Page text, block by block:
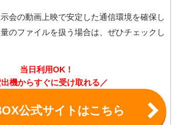
会の動画上映で安定した通信環境を確保し
のファイルを扱う場合は、ぜひチェックし
当日利用OK！
機からすぐに受け取れる／
公式サイトはこちら